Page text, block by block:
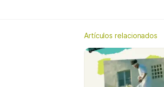
Artículos relacionados